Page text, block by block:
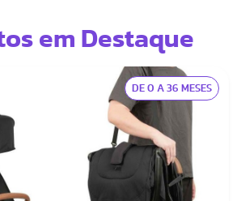
em Destaque
DE 0 A 36 MESES